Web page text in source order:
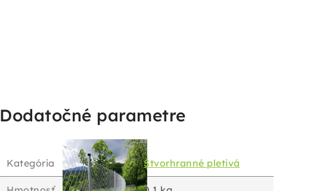
Dodatočné parametre
Kategória Štvorhranné pletivá